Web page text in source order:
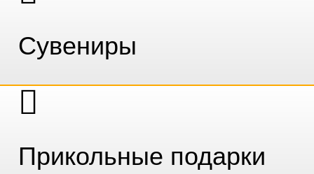
Сувениры
Прикольные подарки